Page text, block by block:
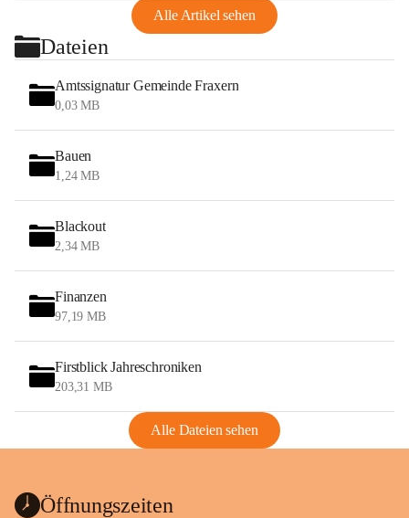
Alle Artikel sehen
Dateien
Amtssignatur Gemeinde Fraxern
0,03 MB
Bauen
1,24 MB
Blackout
2,34 MB
Finanzen
97,19 MB
Firstblick Jahreschroniken
203,31 MB
Alle Dateien sehen
Öffnungszeiten